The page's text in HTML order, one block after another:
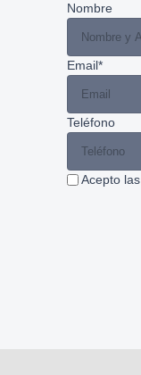
Nombre
Email*
Teléfono
Acepto las